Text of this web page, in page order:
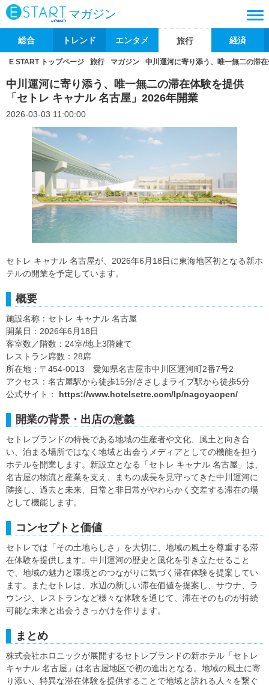
マガジン
総合 トレンド エンタメ 旅行 経済
E START トップページ 旅行 マガジン 中川運河に寄り添う、唯一無二の滞
中川運河に寄り添う、唯一無二の滞在体験を提供
「セトレ キャナル 名古屋」2026年開業
2026-03-03 11:00:00
セトレ キャナル 名古屋が、2026年6月18日に東海地区初となる新ホ
テルの開業を予定しています。
概要
施設名称：セトレ キャナル 名古屋
開業日：2026年6月18日
客室数／階数：24室/地上3階建て
レストラン席数：28席
所在地：〒454-0013 愛知県名古屋市中川区運河町2番7号2
アクセス：名古屋駅から徒歩15分/ささしまライブ駅から徒歩5分
公式サイト： https://www.hotelsetre.com/lp/nagoyaopen/
開業の背景・出店の意義
セトレブランドの特長である地域の生産者や文化、風土と向き合
い、泊まる場所ではなく地域と出会うメディアとしての機能を担う
ホテルを開業します。新設立となる「セトレ キャナル 名古屋」は、
名古屋の物流と産業を支え、まちの成長を見守ってきた中川運河に
隣接し、過去と未来、日常と非日常がやわらかく交差する滞在の場
として機能します。
コンセプトと価値
セトレでは「その土地らしさ」を大切に、地域の風土を尊重する滞
在体験を提供します。中川運河の歴史と風化を引き立たせること
で、地域の魅力と環境とのつながりに気づく滞在体験を提案してい
ます。またセトレは、水辺の新しい滞在価値を提案し、サウナ、ラ
ウンジ、レストランなど様々な体験を通じて、滞在そのものが持続
可能な未来と出会うきっかけを作ります。
まとめ
株式会社ホロニックが展開するセトレブランドの新ホテル「セトレ
キャナル 名古屋」は名古屋地区で初の進出となる。地域の風土に寄
り添い、特異な滞在体験を提供することで地域と訪れる人々を繋ぐ